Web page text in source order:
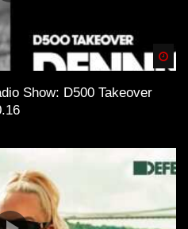
Show: D500 Takeover